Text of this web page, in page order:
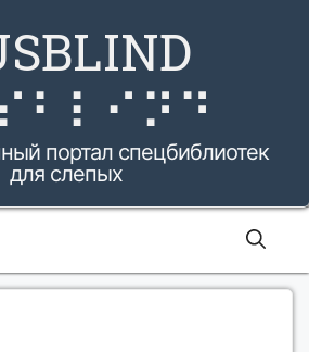
портал спецбиблиотек
для слепых